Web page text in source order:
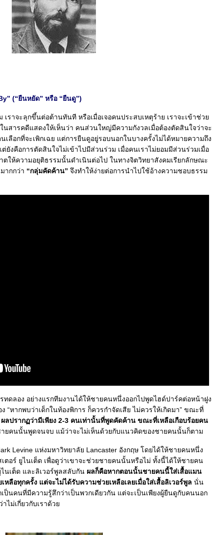
(“ยืนหยัด” หรือ “ยืนดู”)
เราจะลุกขึ้นต่อต้านทันที หรือเมื่อเจอคนประสบเหตุร้าย เราจะเข้าช่ว
นสารคดีแสดงให้เห็นว่า คนส่วนใหญ่มีความกังวลเมื่อต้องตัดสินใจว่าจะ
เลือกที่จะเพิกเฉย แต่การยืนดูอยู่รอบนอกในบางครั้งไม่ได้หมายความถึง
ต่ยังคือการตัดสินใจไม่เข้าไปมีส่วนร่วม เมื่อคนเราไม่ยอมมีส่วนร่วมเมื่อ
ให้ความอยุติธรรมนั้นดำเนินต่อไป ในทางจิตวิทยาสังคมเรียกลักษณะ
ากกว่า “กลุ่มคัดค้าน” จึงทำให้ง่ายต่อการนำไปใช้อ้างความชอบธรรม
ดลอง อย่างแรกทีมงานได้ให้ชายคนหนึ่งออกไปพูดไฮด์ปาร์คต่อหน้าฝูง
“หากพบว่าเด็กในท้องพิการ ก็ควรกำจัดเสีย ไม่ควรให้เกิดมา” ขณะที่
ผลปรากฏว่ามีเพียง 2-3 คนเท่านั้นที่พูดคัดค้าน ขณะที่เหลือเกือบร้อยคน
ยคนนั้นพูดจนจบ แม้ว่าจะไม่เห็นด้วยกับแนวคิดของชายคนนั้นก็ตาม
Levine แห่งมหาวิทยาลัย Lancaster อังกฤษ โดยได้ให้ชายคนหนึ่ง
อร์ ยูไนเต็ด เพื่อดูว่าเขาจะช่วยชายคนนั้นหรือไม่ ทั้งนี้ได้ให้ชายคน
นเต็ด และลิเวอร์พูลสลับกัน ผลก็คือหากตอนนั้นชายคนนี้ใส่เสื้อแมน
หลือทุกครั้ง แต่จะไม่ได้รับความช่วยเหลือเลยเมื่อใส่เสื้อลิเวอร์พูล นั่น
ป็นคนที่มีความรู้สึกว่าเป็นพวกเดียวกัน แต่จะเป็นเพียงผู้ยืนดูกับคนนอก
าไม่เกี่ยวกับเราด้ว